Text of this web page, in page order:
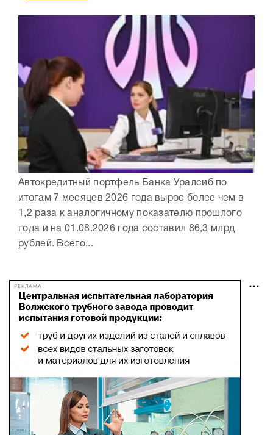
Автокредитный портфель Банка Уралсиб по
итогам 7 месяцев 2026 года вырос более чем в
1,2 раза к аналогичному показателю прошлого
года и на 01.08.2026 года составил 86,3 млрд
рублей. Всего...
РЕКЛАМА